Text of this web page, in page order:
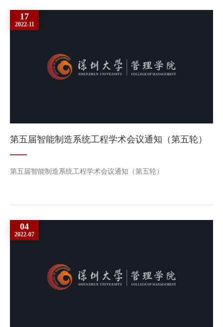
深圳管理创新对话论坛（SMIDF 2022）将于2022年12月4日周日
以线上会议方式举行。本届论坛以“高质量发展时代的管理创新”为
的管理挑战和...
17
2022-11
第五届智能制造系统工程学术会议通知（第五轮）
第五届智能制造系统工程学术会议通知（第五轮）
04
2022-07